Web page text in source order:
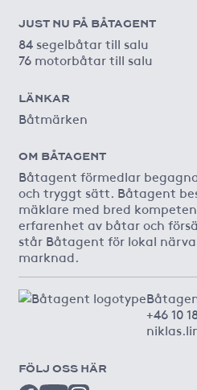
JUST NU PÅ BÅTAGENT
84 segelbåtar till salu
76 motorbåtar till salu
LÄNKAR
Båtmärken
OM BÅTAGENT
Båtagent förmedlar
och tryggt sätt. Båtagent
mäklare med bred
erfarenhet av båtar och
står Båtagent för lokal
marknad.
+46 10
FÖLJ OSS HÄR